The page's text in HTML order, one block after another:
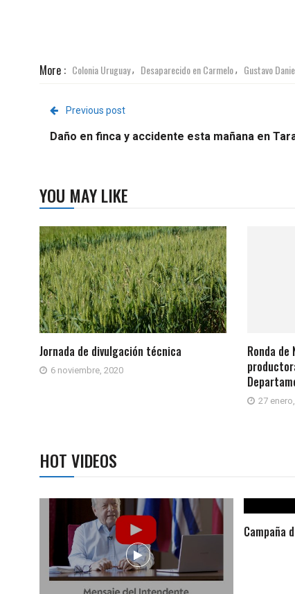
More : Colonia Uruguay, Desaparecido en Carmelo, Gustavo
Previous post
Daño en finca y accidente esta mañana en
YOU MAY LIKE
Jornada de divulgación técnica
6 noviembre, 2020
Ronda de
27
HOT VIDEOS
Campaña